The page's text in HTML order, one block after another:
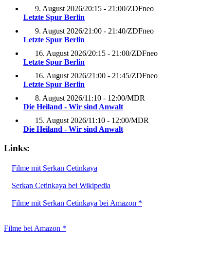
9. August 2026/20:15 - 21:00/ZDFneo
Letzte Spur Berlin
9. August 2026/21:00 - 21:40/ZDFneo
Letzte Spur Berlin
16. August 2026/20:15 - 21:00/ZDFneo
Letzte Spur Berlin
16. August 2026/21:00 - 21:45/ZDFneo
Letzte Spur Berlin
8. August 2026/11:10 - 12:00/MDR
Die Heiland - Wir sind Anwalt
15. August 2026/11:10 - 12:00/MDR
Die Heiland - Wir sind Anwalt
Links:
Filme mit Serkan Cetinkaya
Serkan Cetinkaya bei Wikipedia
Filme mit Serkan Cetinkaya bei Amazon *
Filme bei Amazon *